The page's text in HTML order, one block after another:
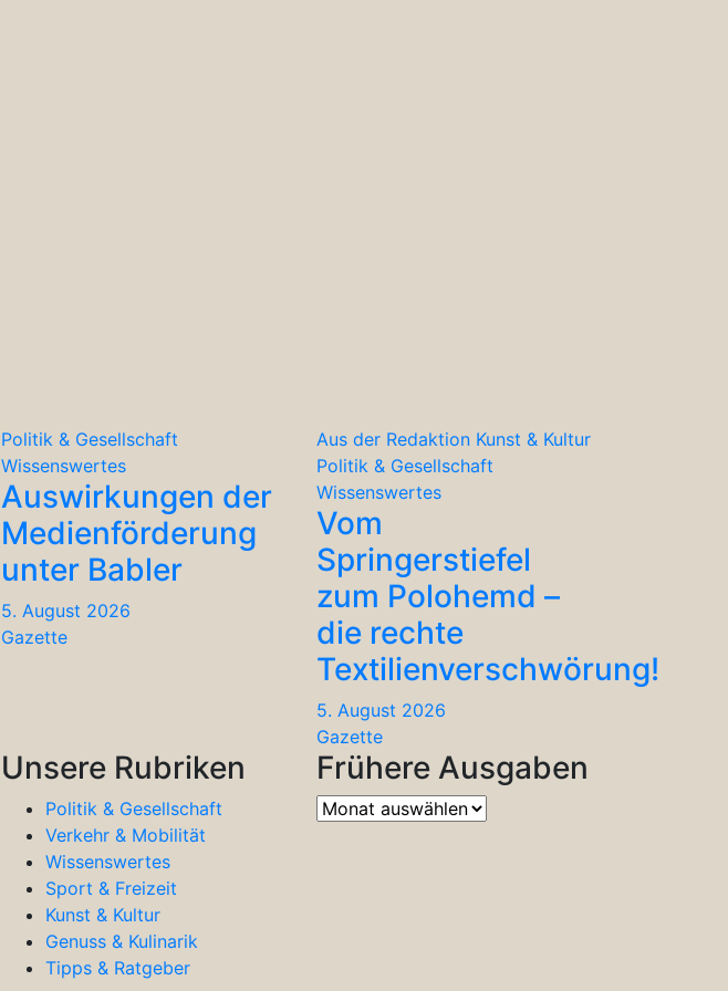
Politik & Gesellschaft
Wissenswertes
Auswirkungen der
Medienförderung
unter Babler
5. August 2026
Gazette
Aus der Redaktion Kunst & Kultur
Politik & Gesellschaft
Wissenswertes
Vom
Springerstiefel
zum Polohemd –
die rechte
Textilienverschwörung!
5. August 2026
Gazette
Unsere Rubriken
Politik & Gesellschaft
Verkehr & Mobilität
Wissenswertes
Sport & Freizeit
Kunst & Kultur
Genuss & Kulinarik
Tipps & Ratgeber
Frühere Ausgaben
Frühere